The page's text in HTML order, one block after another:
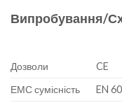
Випробування/
Дозволи
CE
ЕМС сумісність
EN